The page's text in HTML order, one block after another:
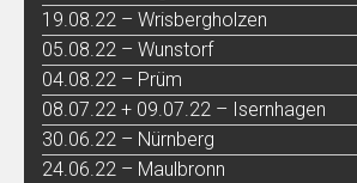
19.08.22 – Wrisbergholzen
05.08.22 – Wunstorf
04.08.22 – Prüm
08.07.22 + 09.07.22 – Isernhagen
30.06.22 – Nürnberg
24.06.22 – Maulbronn